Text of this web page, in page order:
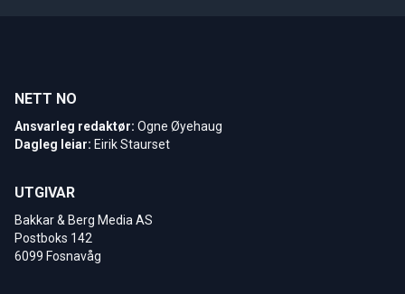
NETT NO
Ansvarleg redaktør: Ogne Øyehaug
Dagleg leiar: Eirik Staurset
UTGIVAR
Bakkar & Berg Media AS
Postboks 142
6099 Fosnavåg